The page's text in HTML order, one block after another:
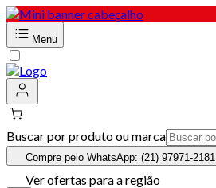
Menu
Buscar por produto ou marca
Compre pelo WhatsApp: (21) 97971-2181
Ver ofertas para a região